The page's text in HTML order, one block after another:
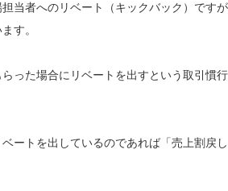
当者へのリベート（キックバック）です
す。
った場合にリベートを出すという取引慣
ートを出しているのであれば「売上割戻